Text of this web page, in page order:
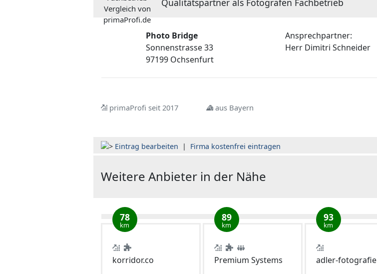
Qualitätspartner als Fotografen Fachbetrieb
Photo Bridge
Sonnenstrasse 33
97199 Ochsenfurt
Ansprechpartner:
Herr Dimitri Schneider
primaProfi seit 2017 aus Bayern
Eintrag bearbeiten | Firma kostenfrei eintragen
Weitere Anbieter in der Nähe
78
km
korridor.co
89
km
Premium Systems
93
km
adler-fotografie